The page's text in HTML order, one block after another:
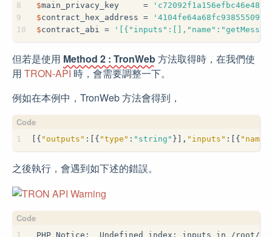
8
9
10
$main_privacy_key     =
$contract_hex_address =
$contract_abi =
但若是使用 Method 2 : TronWeb方法取得時，在我們使
用 TRON-API時，會需要調整一下。
例如在本例中，TronWeb 方法會得到，
1 [{ "outputs" :[{ "type" : "string" }], "inputs" :[{ "name"
之後執行，會遇到如下述的錯誤。
1 PHP Notice:  Undefined index: inputs in /root/